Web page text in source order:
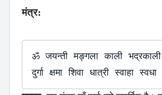
Search
मंत्र:
ॐ जयन्ती मङ्गला काली भद्रकाली